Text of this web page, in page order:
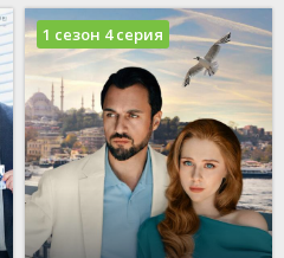
1 сезон 4 серия